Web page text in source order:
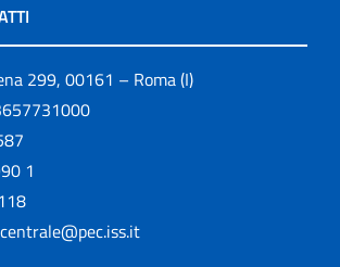
299, 00161 – Roma (I)
1